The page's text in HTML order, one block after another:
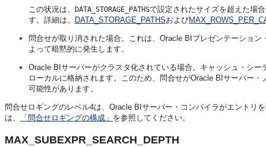
この状況は、 DATA_STORAGE_PATHSで設定されたサイズを超えた場
す。詳細は、
DATA_STORAGE_PATHSおよび
問合せが取り消された場合。これは、 Oracle BIプレゼンテーション
よって暗黙的に発生します。
Oracle BIサーバーがクラスタ化されている場合。キャッシュ・シ
ローカルに格納されます。このため、問合せがOracle BIサーバー
可能性があります。
問合せロギングのレベル4は、 Oracle BIサーバー ・コンパイラがエントリ
は、
「問合せロギングの構成」 を参照してください。
MAX_SUBEXPR_SEARCH_DEPTH